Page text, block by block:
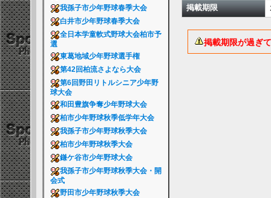
我孫子市少年野球春季大会
白井市少年野球春季大会
全日本学童軟式野球大会柏市予
選
東葛地域少年野球選手権
第42回柏流さよなら大会
第6回野田リトルシニア少年野
球大会
和田豊旗争奪少年野球大会
柏市少年野球秋季低学年大会
我孫子市少年野球秋季大会
柏市少年野球秋季大会
鎌ケ谷市少年野球大会
我孫子市少年野球秋季大会・開
会式
野田市少年野球秋季大会
掲載期限
掲載期限が過ぎ